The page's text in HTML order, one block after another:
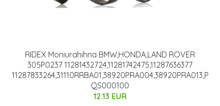
RIDEX Moniurahihna BMW,HONDA,LAND ROVER
305P0237 11281432724,11281742475,11287636377
11287833264,31110RRBA01,38920PRA004,38920PRA013,P
QS000100
12.13 EUR